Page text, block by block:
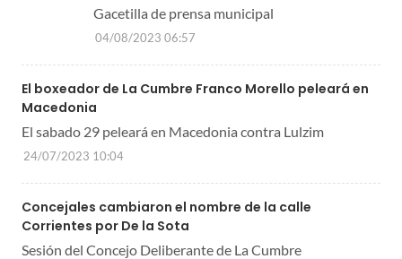
Gacetilla de prensa municipal
04/08/2023 06:57
El boxeador de La Cumbre Franco Morello peleará en
Macedonia
El sabado 29 peleará en Macedonia contra Lulzim
24/07/2023 10:04
Concejales cambiaron el nombre de la calle
Corrientes por De la Sota
Sesión del Concejo Deliberante de La Cumbre